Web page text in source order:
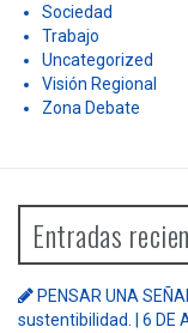
Sociedad
Trabajo
Uncategorized
Visión Regional
Zona Debate
Entradas
PENSAR UNA
sustentibilidad. | 6 DE